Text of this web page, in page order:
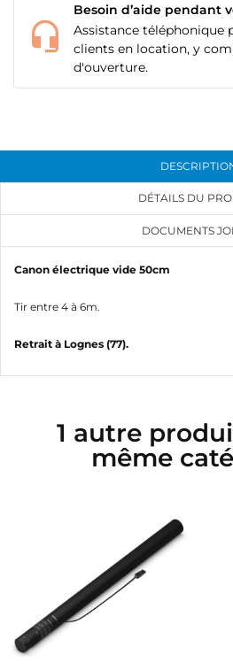
Besoin d’aide pendant
Assistance téléphonique
clients en location, y
d'ouverture.
DÉTAILS DU
DOCUMENTS
Canon électrique vide 50cm
Tir entre 4 à 6m.
Retrait à Lognes (77).
1 autre
même
add_circle_outlineCréer
Annuler
Annuler